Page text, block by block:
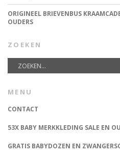
ORIGINEEL BRIEVENBUS
OUDERS
ZOEKEN
MENU
CONTACT
53X BABY MERKKLEDING SALE EN
GRATIS BABYDOZEN EN